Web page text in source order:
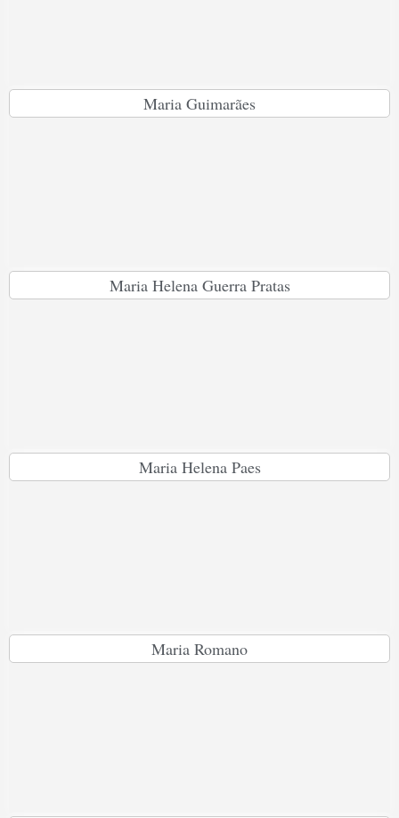
Maria Guimarães
Maria Helena Guerra Pratas
Maria Helena Paes
Maria Romano